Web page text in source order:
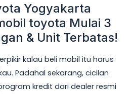
Yogyakarta
toyota Mulai 3
& Unit Terbatas!
kalau beli mobil itu harus
Padahal sekarang, cicilan
kredit dari dealer resmi